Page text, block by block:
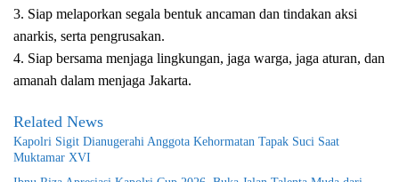
3. Siap melaporkan segala bentuk ancaman dan tindakan aksi
anarkis, serta pengrusakan.
4. Siap bersama menjaga lingkungan, jaga warga, jaga aturan, dan
amanah dalam menjaga Jakarta.
Related News
Kapolri Sigit Dianugerahi Anggota Kehormatan Tapak Suci Saat
Muktamar XVI